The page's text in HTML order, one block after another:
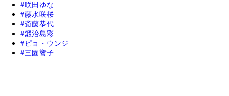
咲田ゆな
藤水咲桜
斎藤恭代
鍛治島彩
ピョ・ウンジ
三園響子